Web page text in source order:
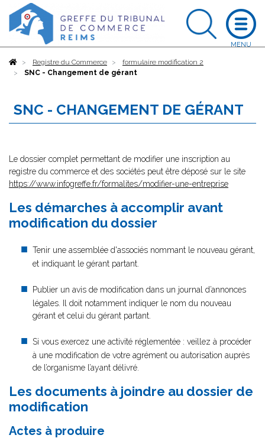
AccueilRegistre du Commerce
formulaire modification 2
SNC - Changement de gérant
SNC - CHANGEMENT DE GÉRANT
Le dossier complet permettant de modifier une inscription au
registre du commerce et des sociétés peut être déposé sur le site
https://www.infogreffe.fr/formalites/modifier-une-entreprise
Les démarches à accomplir avant
modification du dossier
Tenir une assemblée d'associés nommant le nouveau gérant,
et indiquant le gérant partant.
Publier un avis de modification dans un journal d’annonces
légales. Il doit notamment indiquer le nom du nouveau
gérant et celui du gérant partant.
Si vous exercez une activité réglementée : veillez à procéder
à une modification de votre agrément ou autorisation auprès
de l’organisme l’ayant délivré.
Les documents à joindre au dossier de
modification
Actes à produire